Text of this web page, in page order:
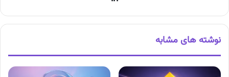
نوشته های مشابه